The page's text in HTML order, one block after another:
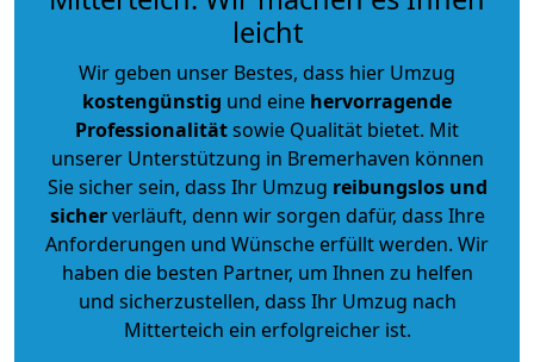
leicht
Wir geben unser Bestes, dass hier Umzug
kostengünstig und eine hervorragende
Professionalitätsowie Qualität bietet. Mit
unserer Unterstützung in Bremerhaven können
Sie sicher sein, dass Ihr Umzug reibungslos und
sicherverläuft, denn wir sorgen dafür, dass Ihre
Anforderungen und Wünsche erfüllt werden. Wir
haben die besten Partner, um Ihnen zu helfen
und sicherzustellen, dass Ihr Umzug nach
Mitterteich ein erfolgreicher ist.